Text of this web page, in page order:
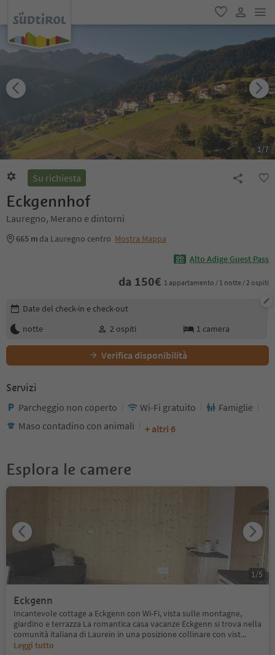
favoriti
user link
1/7
Su richiesta
Eckgennhof
Lauregno, Merano e dintorni
665 m da Lauregno centro Mostra Mappa
Alto Adige Guest Pass
da 150€ 1 appartamento / 1 notte / 2 ospiti
Modifica i dettagli della prenotazione
Date del check-in e check-out
notte
2 ospiti 1 camera
Verifica disponibilità
Servizi
Parcheggio non coperto Wi-Fi gratuito
Famiglie
Maso contadino con animali
+ altri 6
Esplora le camere
Eckgenn
Incantevole cottage a Eckgenn con Wi-Fi, vista sulle montagne,
giardino e terrazza La romantica casa vacanze Eckgenn si trova nella
comunità italiana di Laurein in una posizione collinare con vist...
Leggi tutto
1 /5